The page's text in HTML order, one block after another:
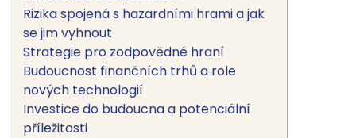
Rizika spojená s hazardními hrami a jak
se jim vyhnout
Strategie pro zodpovědné hraní
Budoucnost finančních trhů a role
nových technologií
Investice do budoucna a potenciální
příležitosti